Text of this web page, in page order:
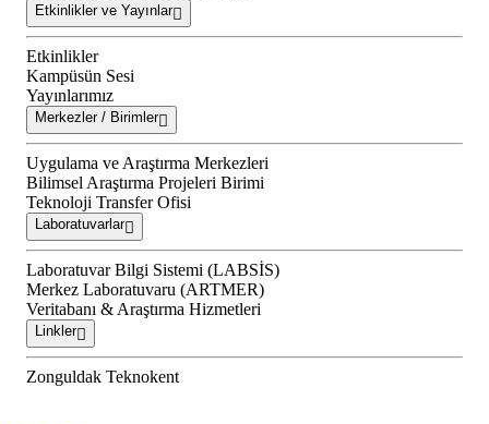
Etkinlikler ve Yayınlar
Etkinlikler
Kampüsün Sesi
Yayınlarımız
Merkezler / Birimler
Uygulama ve Araştırma Merkezleri
Bilimsel Araştırma Projeleri Birimi
Teknoloji Transfer Ofisi
Laboratuvarlar
Laboratuvar Bilgi Sistemi (LABSİS)
Merkez Laboratuvaru (ARTMER)
Veritabanı & Araştırma Hizmetleri
Linkler
Zonguldak Teknokent